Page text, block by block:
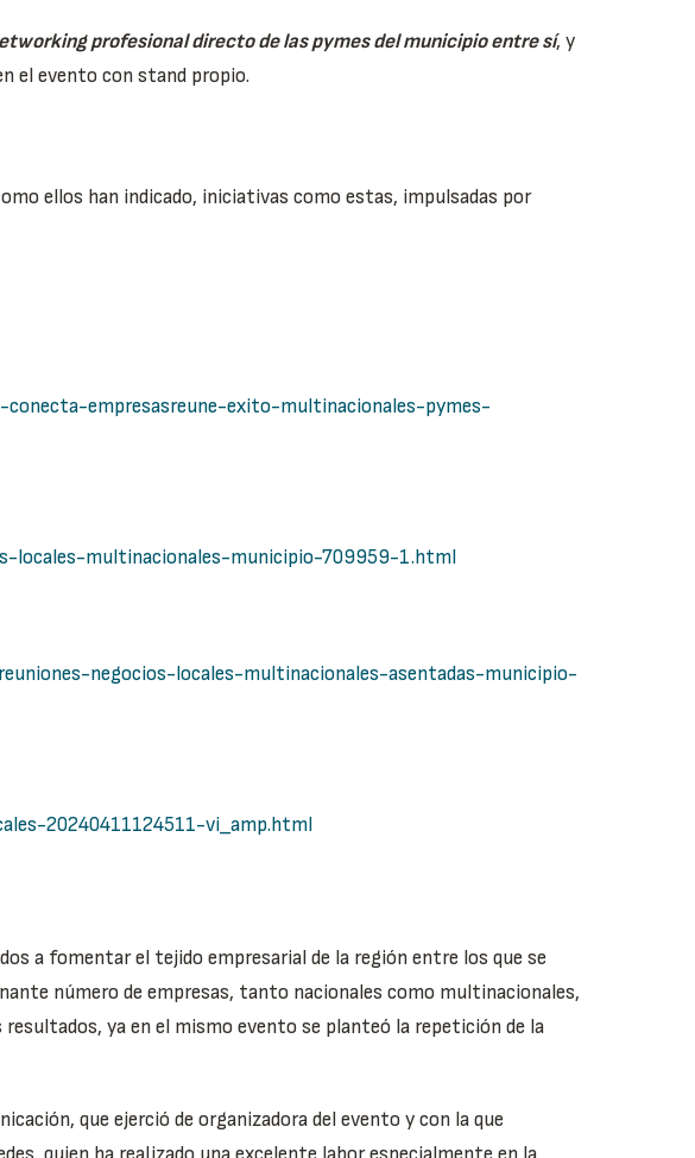
profesional directo de las pymes del municipio entre sí, y
el evento con stand propio.
ellos han indicado, iniciativas como estas, impulsadas por
conecta-empresasreune-exito-multinacionales-pymes-
locales-multinacionales-municipio-709959-1.html
negocios-locales-multinacionales-asentadas-municipio-
20240411124511-vi_amp.html
a fomentar el tejido empresarial de la región entre los que se
número de empresas, tanto nacionales como multinacionales,
ya en el mismo evento se planteó la repetición de la
que ejerció de organizadora del evento y con la que